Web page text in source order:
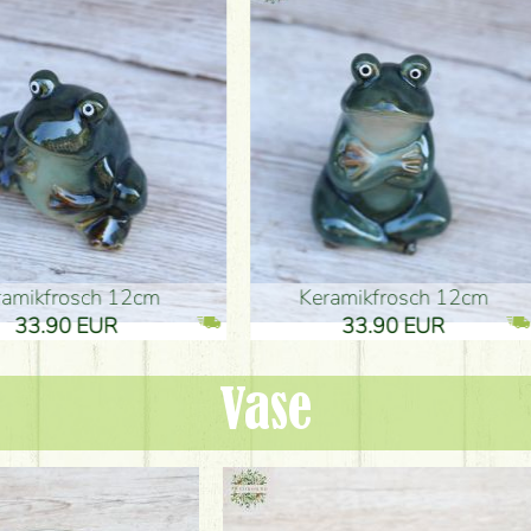
12cm
EUR
Keramikfrosch 12cm
33.90 EUR
Vase